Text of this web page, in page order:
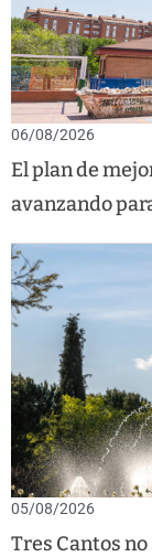
06/08/2026
El plan de
avanzando
05/08/2026
Tres Cantos